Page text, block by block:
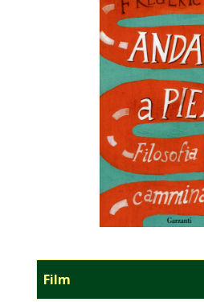
Film